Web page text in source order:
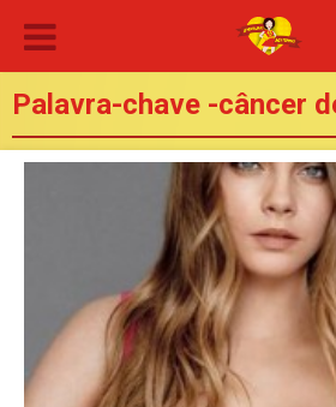
Palavra-chave -câncer